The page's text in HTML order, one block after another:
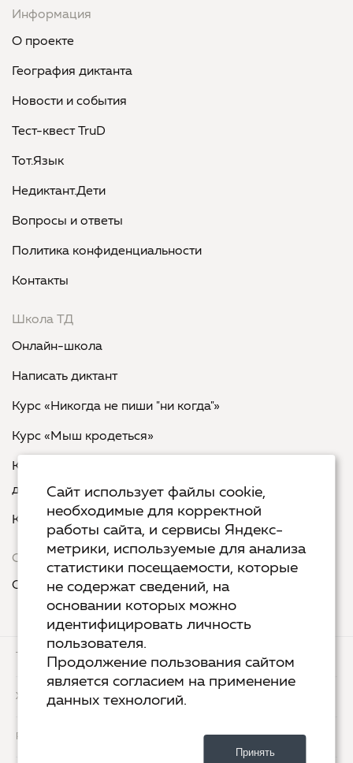
Информация
О проекте
География диктанта
Новости и события
Тест-квест TruD
Тот.Язык
Недиктант.Дети
Вопросы и ответы
Политика конфиденциальности
Контакты
Школа ТД
Онлайн-школа
Написать диктант
Курс «Никогда не пиши "ни когда"»
Курс «Мыш кродеться»
Курс «Русская пунктуация: болевые точки... и
двоеточия»
Курс «Я пишу - мне отвечают»
Сервисы
Организовать акцию в своем городе
ТЕХ.ПОДДЕРЖКА
ХОСТИНГ YANDEX CLOUD
РАЗРАБОТКА
Сайт использует файлы cookie,
необходимые для корректной
работы сайта, и сервисы Яндекс-
метрики, используемые для анализа
статистики посещаемости, которые
не содержат сведений, на
основании которых можно
идентифицировать личность
пользователя.
Продолжение пользования сайтом
является согласием на применение
данных технологий.
Принять